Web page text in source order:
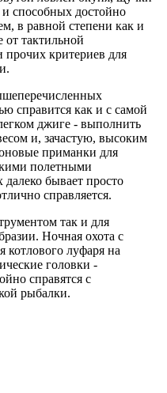
способных достойно
в равной степени как и
от тактильной
прочих критериев для
справится как и с самой
джиге - выполнить
и, зачастую, высоким
приманки для
полетными
далеко бывает просто
справляется.
так и для
Ночная охота с
котлового луфаря на
головки -
справятся с
рыбалки.